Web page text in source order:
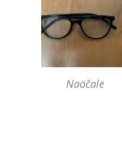
Naočale